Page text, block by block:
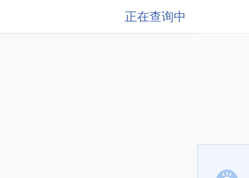
正在查询中